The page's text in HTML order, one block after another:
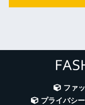
ファ
プライバシ